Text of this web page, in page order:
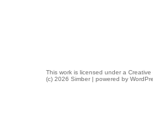
This work is licensed under a Creative
(c) 2026 Simber | powered by